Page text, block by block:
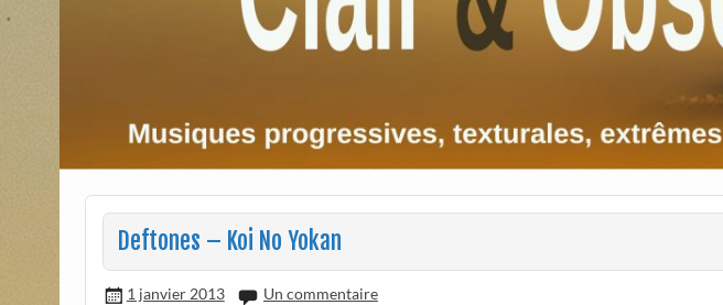
Deftones – Koi No Yokan
1 janvier 2013 Un commentaire